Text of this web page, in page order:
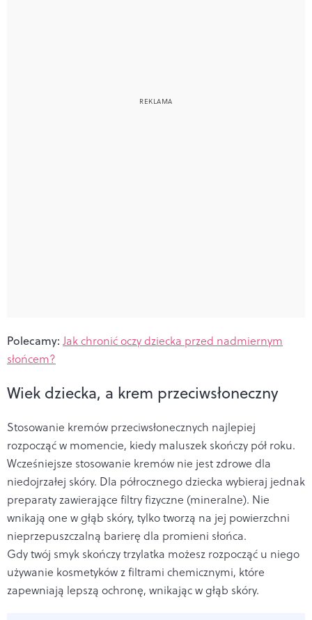
Polecamy: Jak chronić oczy dziecka przed nadmiernym
słońcem?
Wiek dziecka, a krem przeciwsłoneczny
Stosowanie kremów przeciwsłonecznych najlepiej
rozpocząć w momencie, kiedy maluszek skończy pół roku.
Wcześniejsze stosowanie kremów nie jest zdrowe dla
niedojrzałej skóry. Dla półrocznego dziecka wybieraj jednak
preparaty zawierające filtry fizyczne (mineralne). Nie
wnikają one w głąb skóry, tylko tworzą na jej powierzchni
nieprzepuszczalną barierę dla promieni słońca.
Gdy twój smyk skończy trzylatka możesz rozpocząć u niego
używanie kosmetyków z filtrami chemicznymi, które
zapewniają lepszą ochronę, wnikając w głąb skóry.